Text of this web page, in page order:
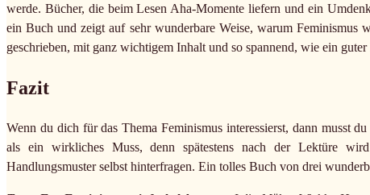
werde. Bücher, die beim Lesen Aha-Momente liefern und ein
ein Buch und zeigt auf sehr wunderbare Weise, warum
geschrieben, mit ganz wichtigem Inhalt und so spannend, wie ein guter
Fazit
Wenn du dich für das Thema Feminismus interessierst, dann musst
als ein wirkliches Muss, denn spätestens nach der Lektüre
Handlungsmuster selbst hinterfragen. Ein tolles Buch von drei